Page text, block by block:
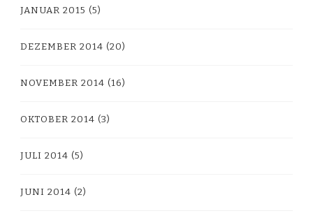
JANUAR 2015 (5)
DEZEMBER 2014 (20)
NOVEMBER 2014 (16)
OKTOBER 2014 (3)
JULI 2014 (5)
JUNI 2014 (2)